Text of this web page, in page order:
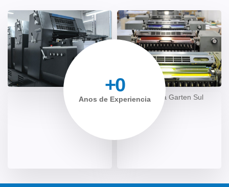
Anos de Experiencia
+0